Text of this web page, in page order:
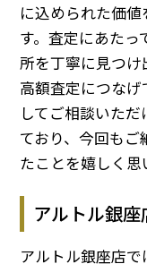
に込められた価
す。査定にあた
所を丁寧に見つ
高額査定につな
してご相談いた
ており、今回も
たことを嬉しく思
アルトル銀
アルトル銀座店